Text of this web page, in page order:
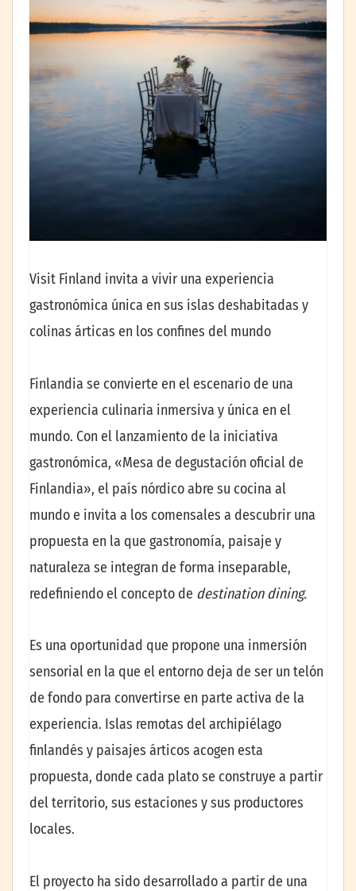
Visit Finland invita a vivir una experiencia
gastronómica única en sus islas deshabitadas y
colinas árticas en los confines del mundo
Finlandia se convierte en el escenario de una
experiencia culinaria inmersiva y única en el
mundo. Con el lanzamiento de la iniciativa
gastronómica, «Mesa de degustación oficial de
Finlandia», el país nórdico abre su cocina al
mundo e invita a los comensales a descubrir una
propuesta en la que gastronomía, paisaje y
naturaleza se integran de forma inseparable,
redefiniendo el concepto de destination dining.
Es una oportunidad que propone una inmersión
sensorial en la que el entorno deja de ser un telón
de fondo para convertirse en parte activa de la
experiencia. Islas remotas del archipiélago
finlandés y paisajes árticos acogen esta
propuesta, donde cada plato se construye a partir
del territorio, sus estaciones y sus productores
locales.
El proyecto ha sido desarrollado a partir de una